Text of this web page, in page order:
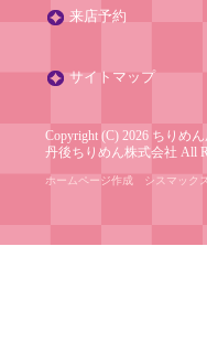
来店予約
サイトマップ
Copyright (C) 2026 ちりめ
丹後ちりめん株式会社 All
ホームページ作成 シスマック